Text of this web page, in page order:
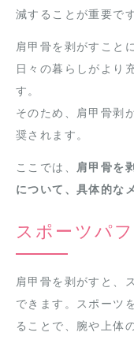
減することが重要です
肩甲骨を剥がすこと
日々の暮らしがより
す。
そのため、肩甲骨剥
奨されます。
ここでは、 肩甲骨を
について、具体的な
スポーツパ
肩甲骨を剥がすと、
できます。スポーツ
ることで、腕や上体